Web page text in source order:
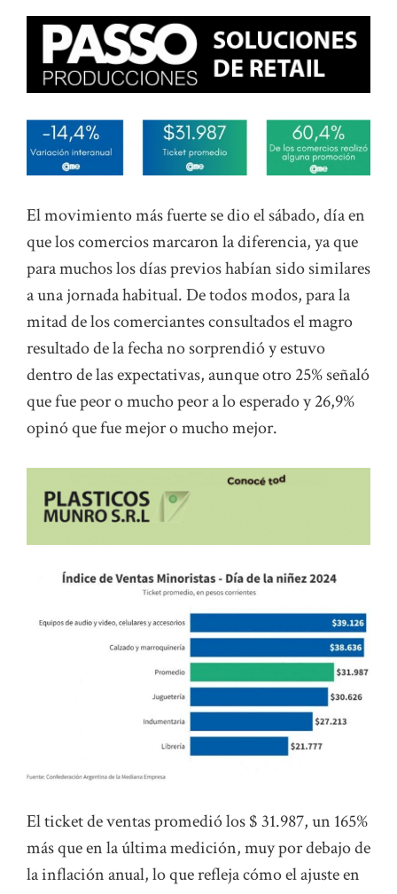
El movimiento más fuerte se dio el sábado, día en
que los comercios marcaron la diferencia, ya que
para muchos los días previos habían sido similares
a una jornada habitual. De todos modos, para la
mitad de los comerciantes consultados el magro
resultado de la fecha no sorprendió y estuvo
dentro de las expectativas, aunque otro 25% señaló
que fue peor o mucho peor a lo esperado y 26,9%
opinó que fue mejor o mucho mejor.
El ticket de ventas promedió los $ 31.987, un 165%
más que en la última medición, muy por debajo de
la inflación anual, lo que refleja cómo el ajuste en